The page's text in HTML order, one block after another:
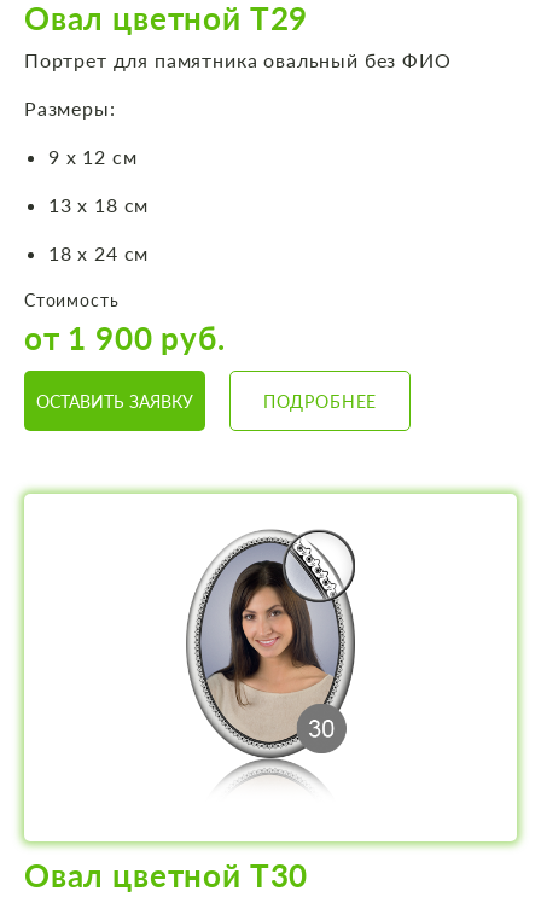
Овал цветной Т29
Портрет для памятника овальный без ФИО
Размеры:
9 х 12 см
13 х 18 см
18 х 24 см
Стоимость
от 1 900 руб.
ОСТАВИТЬ ЗАЯВКУ ПОДРОБНЕЕ
Овал цветной Т30